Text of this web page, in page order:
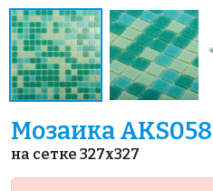
Мозаика AKS058
на сетке 327x327